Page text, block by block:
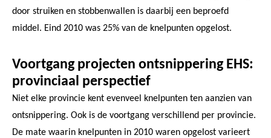
door struiken en stobbenwallen is daarbij een beproefd
middel. Eind 2010 was 25% van de knelpunten opgelost.
Voortgang projecten ontsnippering EHS:
provinciaal perspectief
Niet elke provincie kent evenveel knelpunten ten aanzien van
ontsnippering. Ook is de voortgang verschillend per provincie.
De mate waarin knelpunten in 2010 waren opgelost varieert